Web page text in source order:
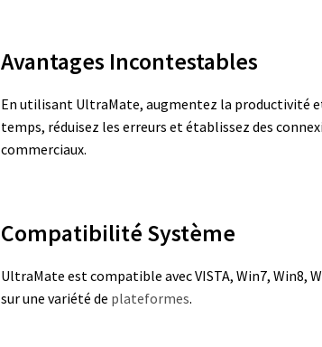
Avantages Incontestables
En utilisant UltraMate, augmentez la productivité
temps, réduisez les erreurs et établissez des
commerciaux.
Compatibilité Système
UltraMate est compatible avec VISTA, Win7, Win8,
sur une variété de plateformes.